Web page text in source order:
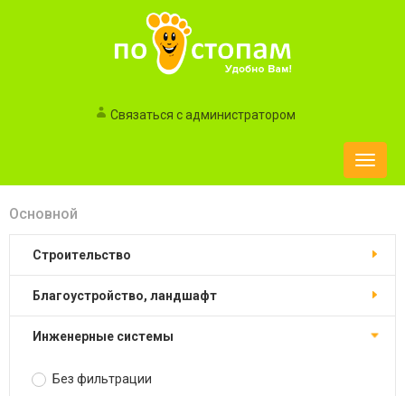
Связаться с администратором
Toggle
Основной
строительство
благоустройство, ландшафт
инженерные системы
Без фильтрации